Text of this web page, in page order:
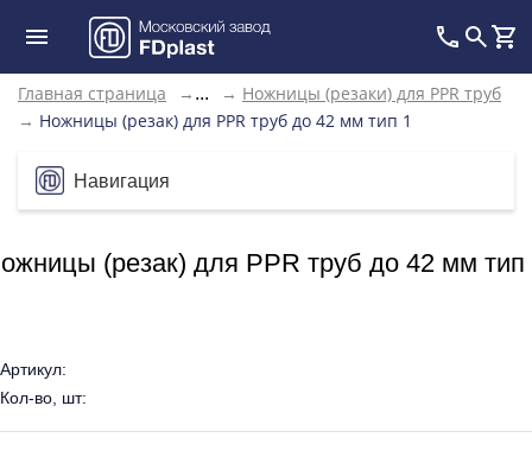
Главная страница → ... → Ножницы (резаки) для PPR труб
→ Ножницы (резак) для PPR труб до 42 мм тип 1
Навигация
(резак) для PPR труб до 42 мм тип
Артикул:
Кол-во, шт: